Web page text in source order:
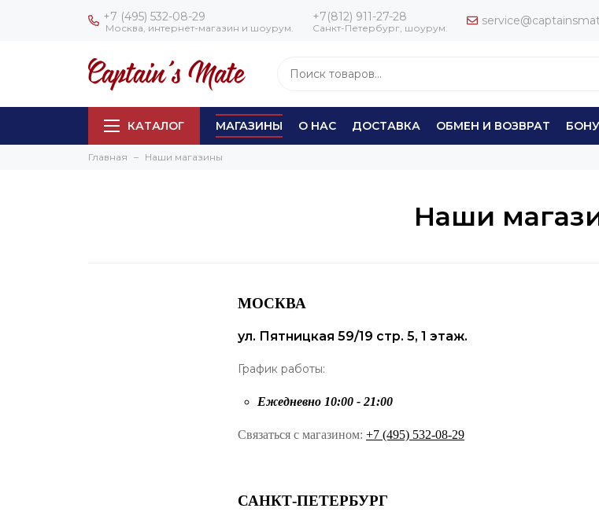
+7 (495) 532-08-29
Москва, интернет-магазин и шоурум.
+7(812) 911-27-28
Санкт-Петербург, шоурум.
КАТАЛОГ МАГАЗИНЫ О НАС ДОСТАВКА ОБМЕН И ВОЗВРАТ
Главная Наши магазины
Наши
МОСКВА
ул. Пятницкая 59/19 стр. 5, 1 этаж.
График работы:
Ежедневно 10:00 - 21:00
Связаться с магазином: +7 (495) 532-08-29
САНКТ-ПЕТЕРБУРГ